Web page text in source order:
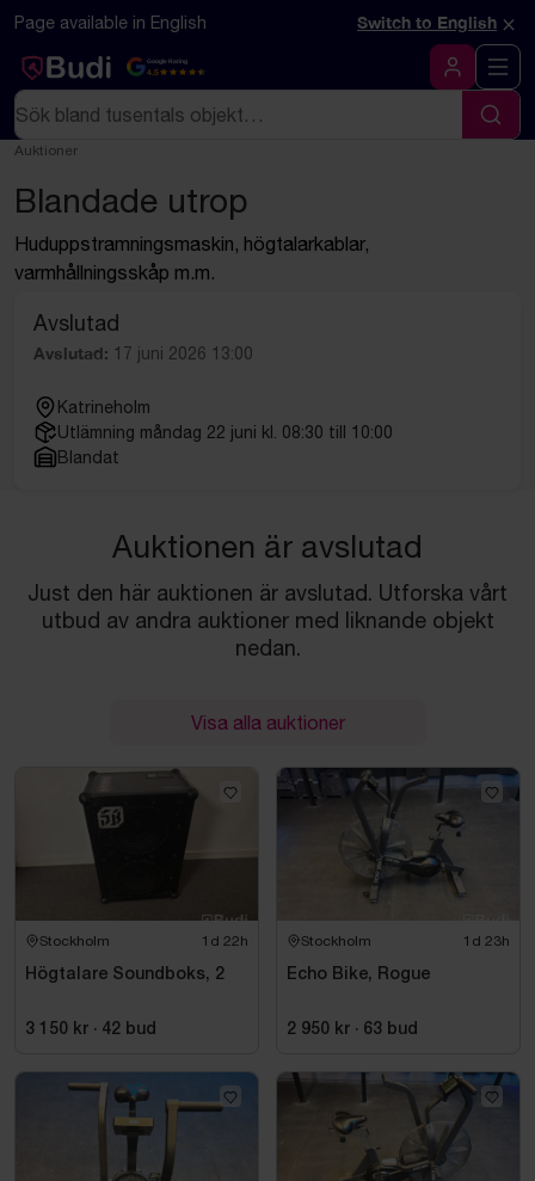
Hoppa till innehåll
Textbaserad (markdown) version av denna sida
Page available in English Switch to English ×
Google Rating
4.5
Logga in
Sök
Sök
Auktioner
Blandade utrop
Huduppstramningsmaskin, högtalarkablar,
varmhållningsskåp m.m.
Avslutad
Avslutad: 17 juni 2026 13:00
Katrineholm
Utlämning måndag 22 juni kl. 08:30 till 10:00
Blandat
Auktionen är avslutad
Just den här auktionen är avslutad. Utforska vårt
utbud av andra auktioner med liknande objekt
nedan.
Visa alla auktioner
Stockholm 1d 22h
Högtalare Soundboks, 2
3 150 kr · 42 bud
Stockholm 1d 23h
Echo Bike, Rogue
2 950 kr · 63 bud